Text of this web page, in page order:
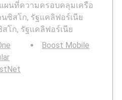
ผนที่ความครอบคลุมเครือ
ซิสโก, รัฐแคลิฟอร์เนีย
โก, รัฐแคลิฟอร์เนีย
Boost Mobile